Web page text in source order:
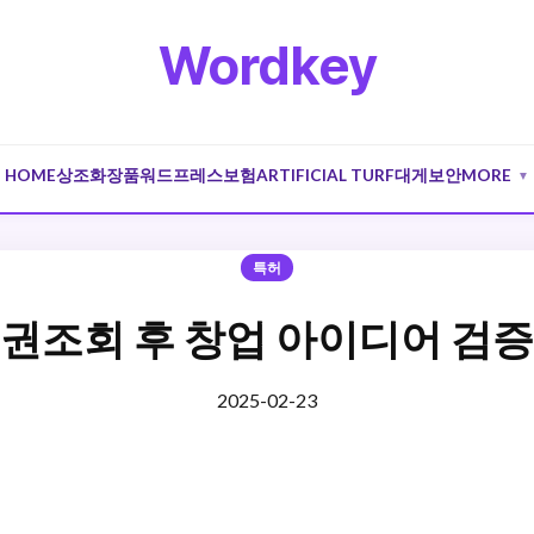
Wordkey
HOME상조화장품워드프레스보험ARTIFICIAL TURF대게 보안MORE ▼
특허
조회 후 창업 아이디어 검
2025-02-23